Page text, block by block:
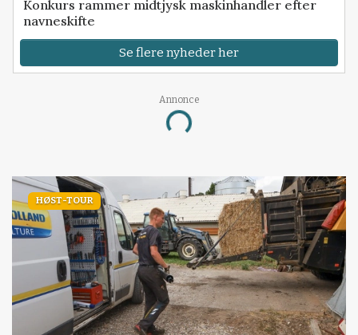
Konkurs rammer midtjysk maskinhandler efter
navneskifte
Se flere nyheder her
Annonce
Loading...
HØST-TOUR